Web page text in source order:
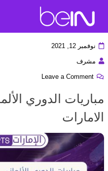
نوفمبر 12, 2021
مشرف
Leave a Comment
مباريات الدوري
الامارات